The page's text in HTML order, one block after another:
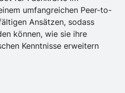
umfangreichen Peer-to-
Ansätzen, sodass
können, wie sie ihre
Kenntnisse erweitern